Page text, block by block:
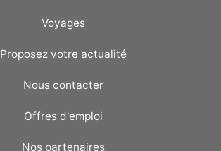
Voyages
Proposez votre actualité
Nous contacter
Offres d'emploi
Nos partenaires